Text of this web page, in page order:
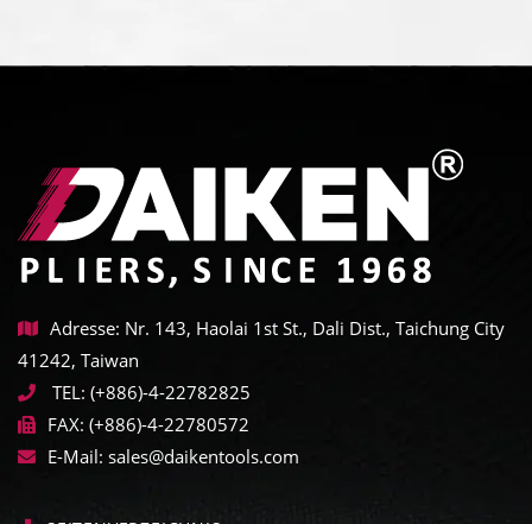
Adresse: Nr. 143, Haolai 1st St., Dali Dist., Taichung City
41242, Taiwan
TEL: (+886)-4-22782825
FAX: (+886)-4-22780572
E-Mail: sales@daikentools.com